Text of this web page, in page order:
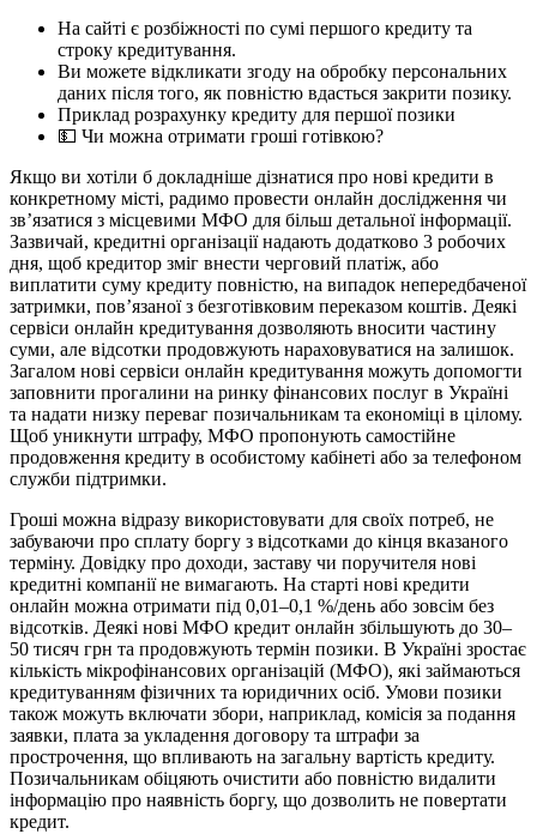
На сайті є розбіжності по сумі першого кредиту та
строку кредитування.
Ви можете відкликати згоду на обробку персональних
даних після того, як повністю вдасться закрити позику.
Приклад розрахунку кредиту для першої позики
💵 Чи можна отримати гроші готівкою?
Якщо ви хотіли б докладніше дізнатися про нові кредити в
конкретному місті, радимо провести онлайн дослідження чи
зв’язатися з місцевими МФО для більш детальної інформації.
Зазвичай, кредитні організації надають додатково 3 робочих
дня, щоб кредитор зміг внести черговий платіж, або
виплатити суму кредиту повністю, на випадок непередбаченої
затримки, пов’язаної з безготівковим переказом коштів. Деякі
сервіси онлайн кредитування дозволяють вносити частину
суми, але відсотки продовжують нараховуватися на залишок.
Загалом нові сервіси онлайн кредитування можуть допомогти
заповнити прогалини на ринку фінансових послуг в Україні
та надати низку переваг позичальникам та економіці в цілому.
Щоб уникнути штрафу, МФО пропонують самостійне
продовження кредиту в особистому кабінеті або за телефоном
служби підтримки.
Гроші можна відразу використовувати для своїх потреб, не
забуваючи про сплату боргу з відсотками до кінця вказаного
терміну. Довідку про доходи, заставу чи поручителя нові
кредитні компанії не вимагають. На старті нові кредити
онлайн можна отримати під 0,01–0,1 %/день або зовсім без
відсотків. Деякі нові МФО кредит онлайн збільшують до 30–
50 тисяч грн та продовжують термін позики. В Україні зростає
кількість мікрофінансових організацій (МФО), які займаються
кредитуванням фізичних та юридичних осіб. Умови позики
також можуть включати збори, наприклад, комісія за подання
заявки, плата за укладення договору та штрафи за
прострочення, що впливають на загальну вартість кредиту.
Позичальникам обіцяють очистити або повністю видалити
інформацію про наявність боргу, що дозволить не повертати
кредит.